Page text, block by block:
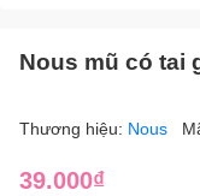
Nous mũ có tai
Thương hiệu: Nous
39.000₫